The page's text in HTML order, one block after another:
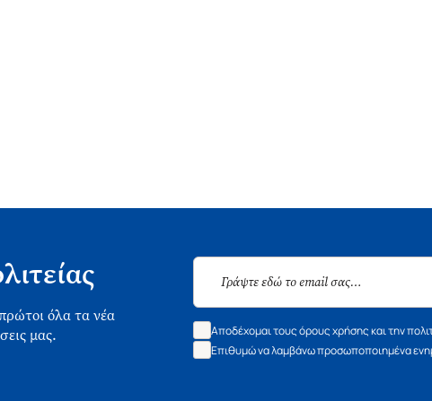
όλα τα νέα
μας.
Αποδέχομαι τους όρους χρήσης και την
Επιθυμώ να λαμβάνω προσωποποιημένα